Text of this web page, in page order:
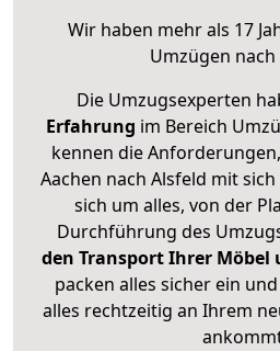
Wir haben mehr als 17
Umzügen nach
Die Umzugsexperten
Erfahrung im Bereich
kennen die
Aachen nach Alsfeld mit
sich um alles, von der
Durchführung des
den Transport Ihrer Möbel
packen alles sicher ein
alles rechtzeitig an Ihrem